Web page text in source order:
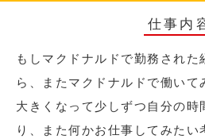
仕事内
もしマクドナルドで勤務された
ら、またマクドナルドで働いて
大きくなって少しずつ自分の時
り、また何かお仕事してみたい